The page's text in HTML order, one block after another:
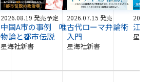
2026.08.19 発売予定
中国A市の事例 唯
物論と都市伝説
星海社新書
2026.07.15 発売
古代ローマ弁論術
入門
星海社新書
江戸
星海